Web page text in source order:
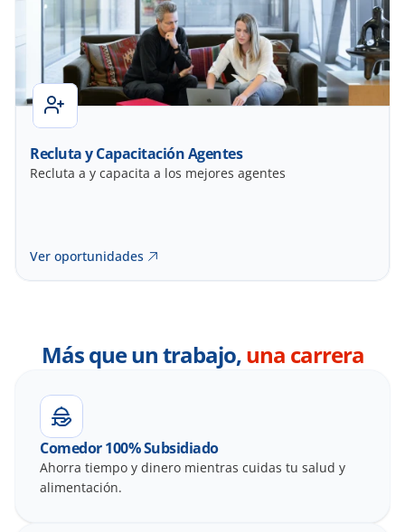
Recluta y Capacitación Agentes
Recluta a y capacita a los mejores agentes
Ver oportunidades
Más que un trabajo, una carrera
Comedor 100% Subsidiado
Ahorra tiempo y dinero mientras cuidas tu salud y
alimentación.